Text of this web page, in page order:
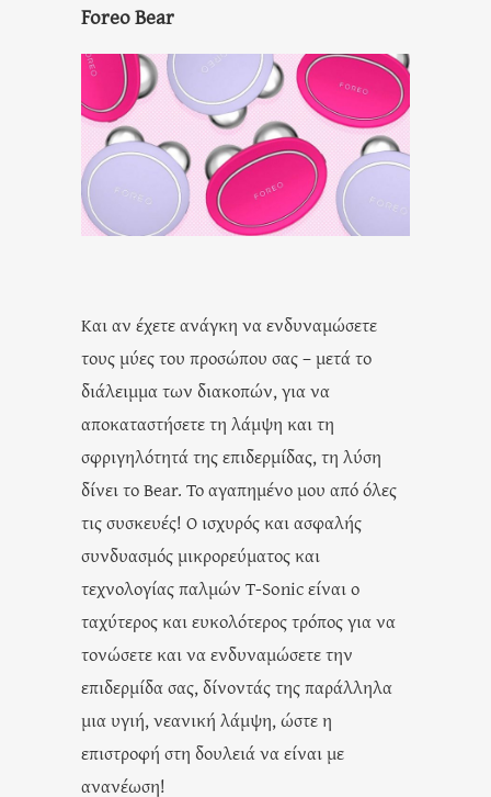
Foreo Bear
Και αν έχετε ανάγκη να ενδυναμώσετε
τους μύες του προσώπου σας – μετά το
διάλειμμα των διακοπών, για να
αποκαταστήσετε τη λάμψη και τη
σφριγηλότητά της επιδερμίδας, τη λύση
δίνει το Bear. Το αγαπημένο μου από όλες
τις συσκευές! Ο ισχυρός και ασφαλής
συνδυασμός μικρορεύματος και
τεχνολογίας παλμών T-Sonic είναι ο
ταχύτερος και ευκολότερος τρόπος για να
τονώσετε και να ενδυναμώσετε την
επιδερμίδα σας, δίνοντάς της παράλληλα
μια υγιή, νεανική λάμψη, ώστε η
επιστροφή στη δουλειά να είναι με
ανανέωση!